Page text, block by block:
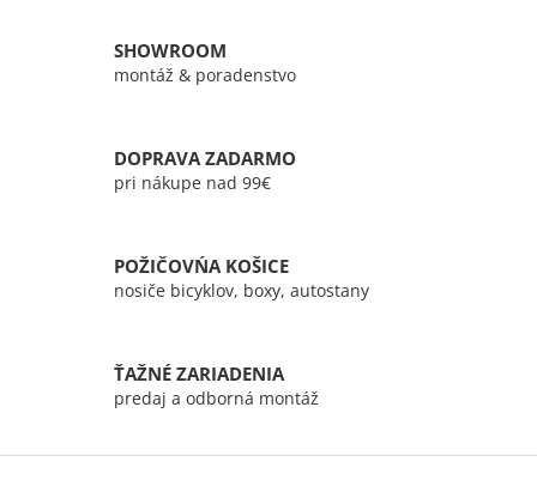
SHOWROOM
montáž & poradenstvo
DOPRAVA ZADARMO
pri nákupe nad 99€
POŽIČOVŃA KOŠICE
nosiče bicyklov, boxy, autostany
ŤAŽNÉ ZARIADENIA
predaj a odborná montáž
Z